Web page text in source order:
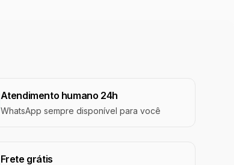
Atendimento humano 24h
WhatsApp sempre disponível para você
Frete grátis